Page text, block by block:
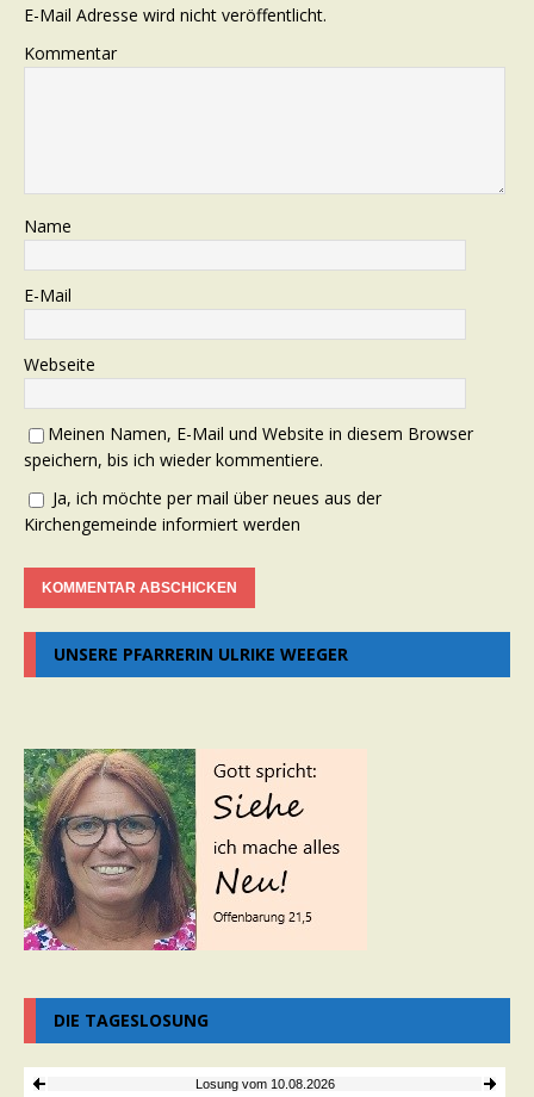
E-Mail Adresse wird nicht veröffentlicht.
Kommentar
Name
E-Mail
Webseite
Meinen Namen, E-Mail und Website in diesem Browser
speichern, bis ich wieder kommentiere.
Ja, ich möchte per mail über neues aus der
Kirchengemeinde informiert werden
UNSERE PFARRERIN ULRIKE WEEGER
DIE TAGESLOSUNG